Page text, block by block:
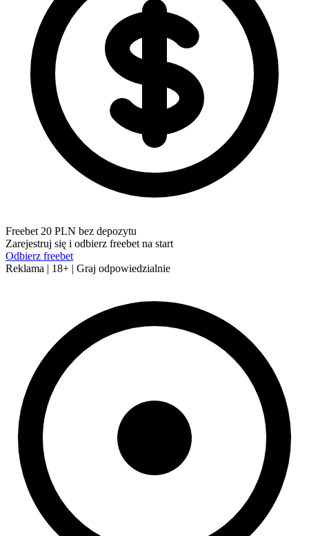
Freebet 20 PLN bez depozytu
Zarejestruj się i odbierz freebet na start
Odbierz freebet
Reklama | 18+ | Graj odpowiedzialnie